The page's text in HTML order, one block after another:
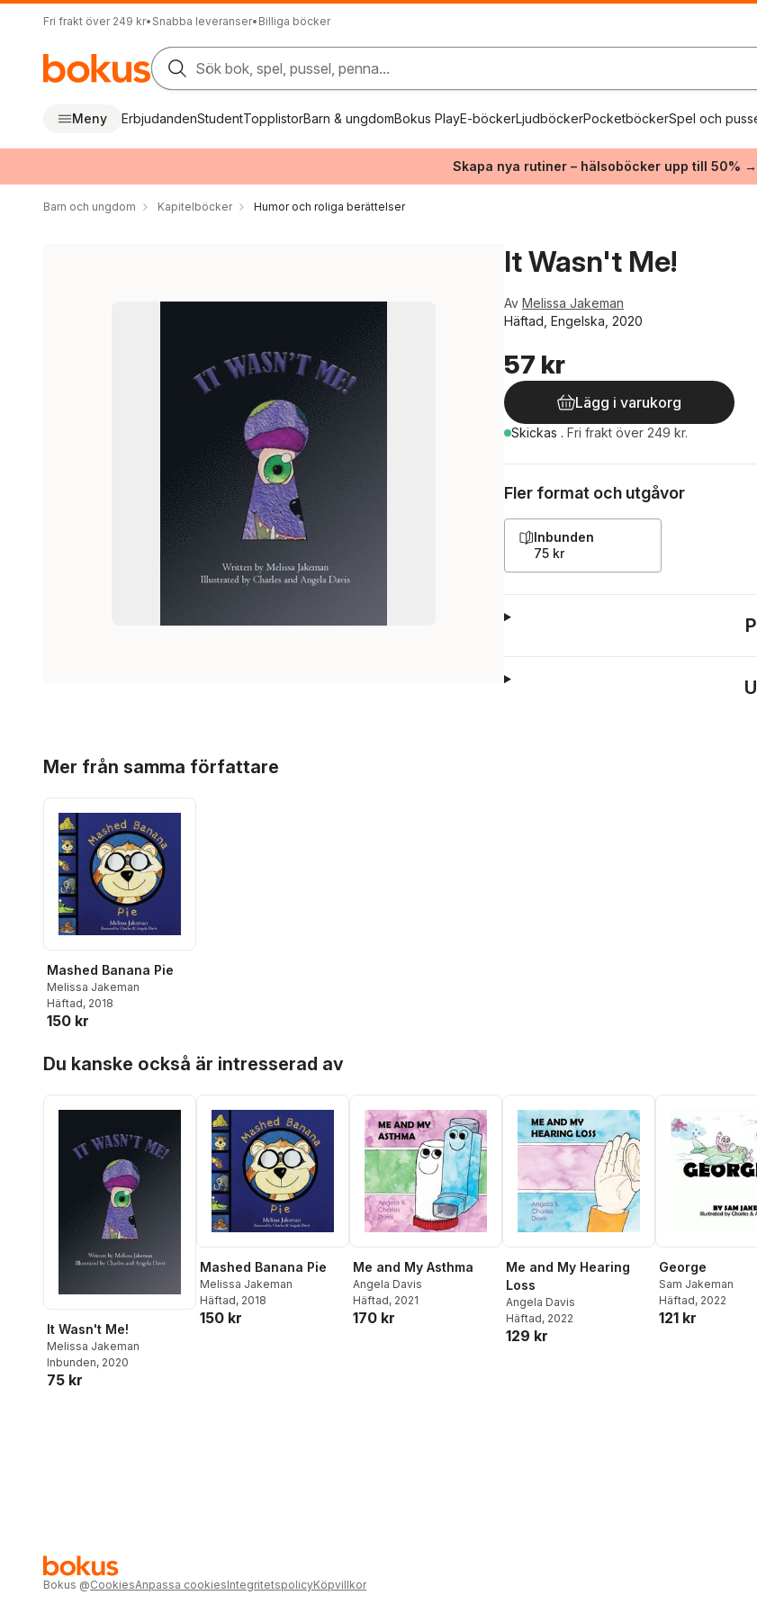
Fri frakt över 249 kr• Snabba leveranser• Billiga böcker
Sök bok, spel, pussel, penna...
Meny ErbjudandenStudentTopplistorBarn & ungdomBokus PlayE-böckerLjudböckerPocketböckerSpel och
Skapa nya rutiner – hälsoböcker upp till 50% →
Barn och ungdom Kapitelböcker Humor och roliga berättelser
It Wasn't Me!
Av Melissa Jakeman
Häftad, Engelska, 2020
57 kr
Lägg i varukorg
Skickas . Fri frakt över 249 kr.
Fler format och utgåvor
Inbunden
75 kr
Mer från samma författare
Mashed Banana Pie
Melissa Jakeman
Häftad, 2018
150 kr
Du kanske också är intresserad av
It Wasn't Me!
Melissa Jakeman
Inbunden, 2020
75 kr
Mashed Banana Pie
Melissa Jakeman
Häftad, 2018
150 kr
Me and My Asthma
Angela Davis
Häftad, 2021
170 kr
Me and My Hearing
Loss
Angela Davis
Häftad, 2022
129 kr
George
Sam Jakeman
Häftad, 2022
121 kr
Bokus @CookiesAnpassa cookiesIntegritetspolicyKöpvillkor